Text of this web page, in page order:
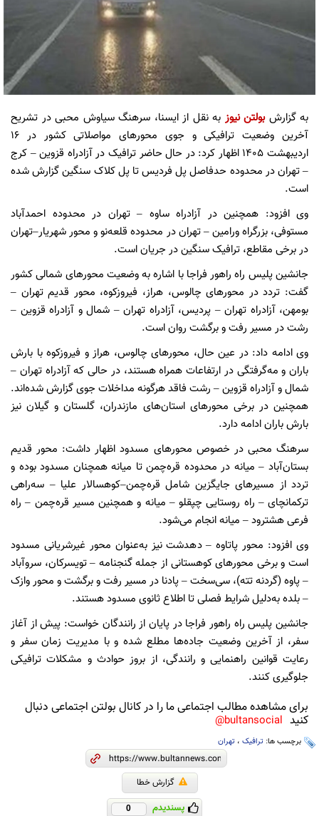
به گزارشبولتن نیوز به نقل از ایسنا، سرهنگ سیاوش محبی در تشریح
آخرین وضعیت ترافیکی و جوی محورهای مواصلاتی کشور در ۱۶
اردیبهشت ۱۴۰۵ اظهار کرد: در حال حاضر ترافیک در آزادراه قزوین – کرج
– تهران در محدوده حدفاصل پل فردیس تا پل کلاک سنگین گزارش شده
است.
وی افزود: همچنین در آزادراه ساوه – تهران در محدوده احمدآباد
مستوفی، بزرگراه ورامین – تهران در محدوده قلعه‌نو و محور شهریار–تهران
در برخی مقاطع، ترافیک سنگین در جریان است.
جانشین پلیس راه راهور فراجا با اشاره به وضعیت محورهای شمالی کشور
گفت: تردد در محورهای چالوس، هراز، فیروزکوه، محور قدیم تهران –
بومهن، آزادراه تهران – پردیس، آزادراه تهران – شمال و آزادراه قزوین –
رشت در مسیر رفت و برگشت روان است.
وی ادامه داد: در عین حال، محورهای چالوس، هراز و فیروزکوه با بارش
باران و مه‌گرفتگی در ارتفاعات همراه هستند، در حالی که آزادراه تهران –
شمال و آزادراه قزوین – رشت فاقد هرگونه مداخلات جوی گزارش شده‌اند.
همچنین در برخی محورهای استان‌های مازندران، گلستان و گیلان نیز
بارش باران ادامه دارد.
سرهنگ محبی در خصوص محورهای مسدود اظهار داشت: محور قدیم
بستان‌آباد – میانه در محدوده قره‌چمن تا میانه همچنان مسدود بوده و
تردد از مسیرهای جایگزین شامل قره‌چمن–کوهسالار علیا – سه‌راهی
ترکمانچای – راه روستایی چپقلو – میانه و همچنین مسیر قره‌چمن – راه
فرعی هشترود – میانه انجام می‌شود.
وی افزود: محور پاتاوه – دهدشت نیز به‌عنوان محور غیرشریانی مسدود
است و برخی محورهای کوهستانی از جمله گنجنامه – تویسرکان، سروآباد
– پاوه (گردنه تته)، سی‌سخت – پادنا در مسیر رفت و برگشت و محور وازک
– بلده به‌دلیل شرایط فصلی تا اطلاع ثانوی مسدود هستند.
جانشین پلیس راه راهور فراجا در پایان از رانندگان خواست: پیش از آغاز
سفر، از آخرین وضعیت جاده‌ها مطلع شده و با مدیریت زمان سفر و
رعایت قوانین راهنمایی و رانندگی، از بروز حوادث و مشکلات ترافیکی
جلوگیری کنند.
برای مشاهده مطالب اجتماعی ما را در کانال بولتن اجتماعی دنبال
کنید bultansocial@
برچسب ها: ترافیک ، تهران
گزارش خطا
پسندیدم 0